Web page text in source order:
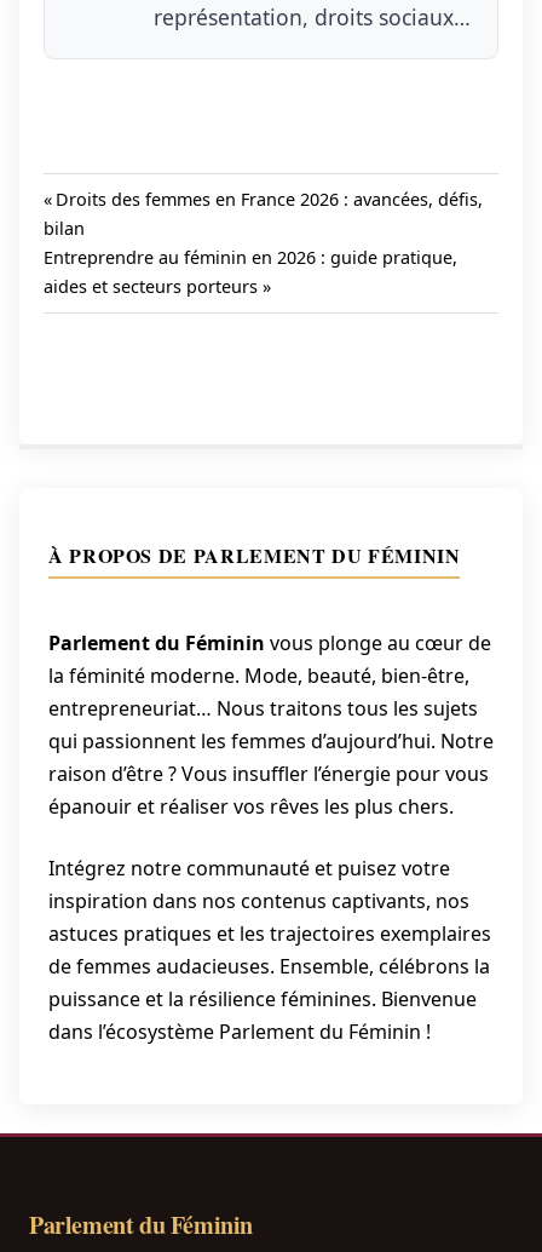
représentation, droits sociaux…
Navigation
de
l’article
Previous
Post:
Droits des femmes en France 2026 : avancées, défis,
bilan
Next
Post:
Entreprendre au féminin en 2026 : guide pratique,
aides et secteurs porteurs
À PROPOS DE PARLEMENT DU FÉMININ
Parlement du Féminin vous plonge au cœur de
la féminité moderne. Mode, beauté, bien-être,
entrepreneuriat… Nous traitons tous les sujets
qui passionnent les femmes d’aujourd’hui. Notre
raison d’être ? Vous insuffler l’énergie pour vous
épanouir et réaliser vos rêves les plus chers.
Intégrez notre communauté et puisez votre
inspiration dans nos contenus captivants, nos
astuces pratiques et les trajectoires exemplaires
de femmes audacieuses. Ensemble, célébrons la
puissance et la résilience féminines. Bienvenue
dans l’écosystème Parlement du Féminin !
Parlement du Féminin